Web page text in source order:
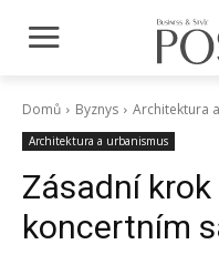
Domů Byznys Architektura
Architektura a urbanismus
Zásadní
koncertním